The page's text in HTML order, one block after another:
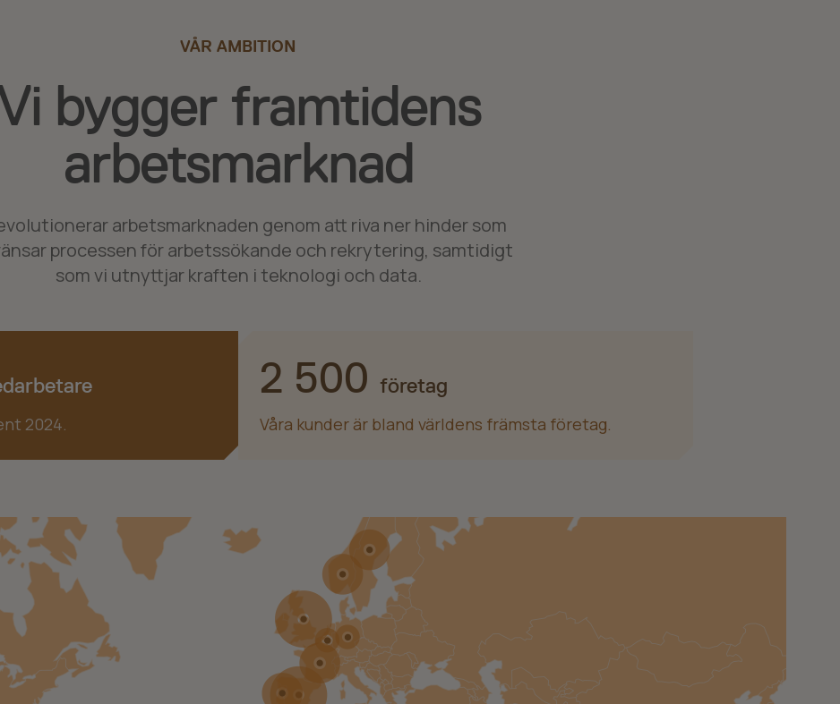
bygger framtidens
arbetsmarknad
VÅR AMBITION
arbetsmarknaden genom att riva ner hinder som
processen för arbetssökande och rekrytering, samtidigt
som vi utnyttjar kraften i teknologi och data.
2024.
2 500 företag
Våra kunder är bland världens främsta företag.